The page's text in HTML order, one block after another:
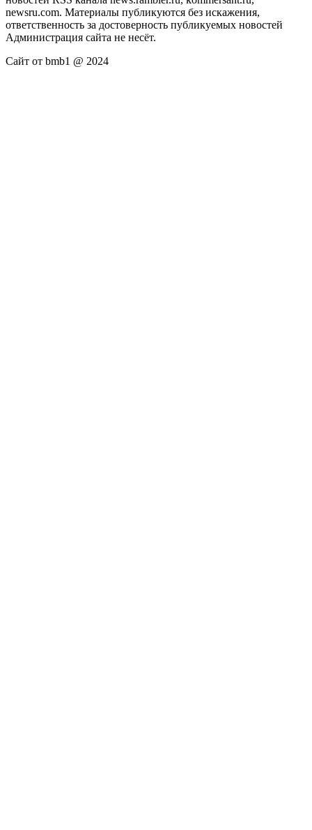
newsru.com. Материалы публикуются без искажения,
ответственность за достоверность публикуемых новостей
Администрация сайта не несёт.
Сайт от bmb1 @ 2024